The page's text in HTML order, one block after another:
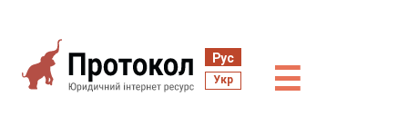
Рус
Укр ☰